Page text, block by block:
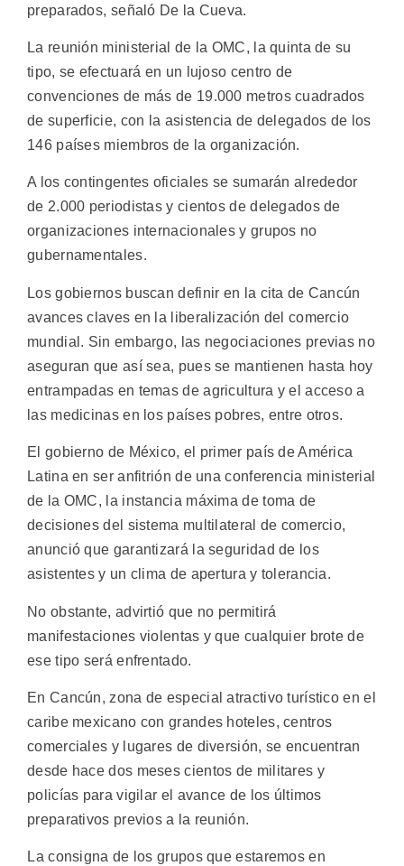
preparados, señaló De la Cueva.
La reunión ministerial de la OMC, la quinta de su
tipo, se efectuará en un lujoso centro de
convenciones de más de 19.000 metros cuadrados
de superficie, con la asistencia de delegados de los
146 países miembros de la organización.
A los contingentes oficiales se sumarán alrededor
de 2.000 periodistas y cientos de delegados de
organizaciones internacionales y grupos no
gubernamentales.
Los gobiernos buscan definir en la cita de Cancún
avances claves en la liberalización del comercio
mundial. Sin embargo, las negociaciones previas no
aseguran que así sea, pues se mantienen hasta hoy
entrampadas en temas de agricultura y el acceso a
las medicinas en los países pobres, entre otros.
El gobierno de México, el primer país de América
Latina en ser anfitrión de una conferencia ministerial
de la OMC, la instancia máxima de toma de
decisiones del sistema multilateral de comercio,
anunció que garantizará la seguridad de los
asistentes y un clima de apertura y tolerancia.
No obstante, advirtió que no permitirá
manifestaciones violentas y que cualquier brote de
ese tipo será enfrentado.
En Cancún, zona de especial atractivo turístico en el
caribe mexicano con grandes hoteles, centros
comerciales y lugares de diversión, se encuentran
desde hace dos meses cientos de militares y
policías para vigilar el avance de los últimos
preparativos previos a la reunión.
La consigna de los grupos que estaremos en